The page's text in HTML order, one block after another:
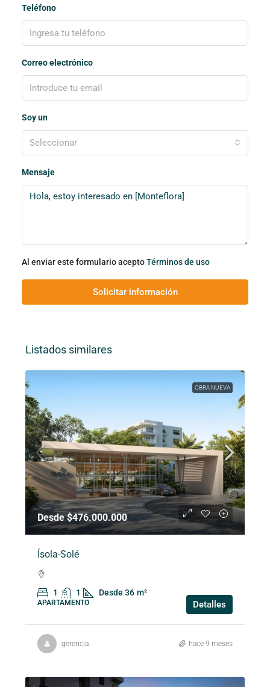
Teléfono
Correo electrónico
Soy un
Seleccionar
Mensaje
Al enviar este formulario aceptoTérminos de uso
Solicitar información
Listados similares
OBRA NUEVA
Desde $476.000.000
Ísola-Solé
1 1 Desde 36 m²
APARTAMENTO Detalles
gerencia hace 9 meses